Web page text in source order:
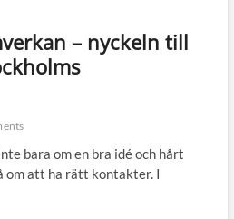
– nyckeln till
bara om en bra idé och hårt
om att ha rätt kontakter. I